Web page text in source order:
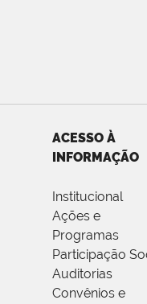
ACESSO À
INFORMAÇÃO
Institucional
Ações e
Programas
Participação
Auditorias
Convênios e